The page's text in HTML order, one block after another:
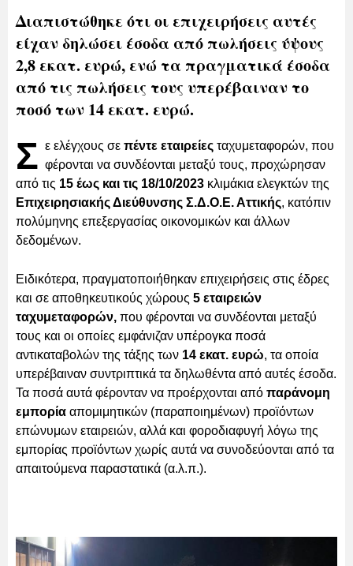
Διαπιστώθηκε ότι οι επιχειρήσεις αυτές
είχαν δηλώσει έσοδα από πωλήσεις ύψους
2,8 εκατ. ευρώ, ενώ τα πραγματικά έσοδα
από τις πωλήσεις τους υπερέβαιναν το
ποσό των 14 εκατ. ευρώ.
Σ ε ελέγχους σε πέντε εταιρείες ταχυμεταφορών, που
φέρονται να συνδέονται μεταξύ τους, προχώρησαν
από τις 15 έως και τις 18/10/2023 κλιμάκια ελεγκτών της
Επιχειρησιακής Διεύθυνσης Σ.Δ.Ο.Ε. Αττικής, κατόπιν
πολύμηνης επεξεργασίας οικονομικών και άλλων
δεδομένων.
Ειδικότερα, πραγματοποιήθηκαν επιχειρήσεις στις έδρες
και σε αποθηκευτικούς χώρους 5 εταιρειών
ταχυμεταφορών, που φέρονται να συνδέονται μεταξύ
τους και οι οποίες εμφάνιζαν υπέρογκα ποσά
αντικαταβολών της τάξης των 14 εκατ. ευρώ, τα οποία
υπερέβαιναν συντριπτικά τα δηλωθέντα από αυτές έσοδα.
Τα ποσά αυτά φέρονταν να προέρχονται από παράνομη
εμπορία απομιμητικών (παραποιημένων) προϊόντων
επώνυμων εταιρειών, αλλά και φοροδιαφυγή λόγω της
εμπορίας προϊόντων χωρίς αυτά να συνοδεύονται από τα
απαιτούμενα παραστατικά (α.λ.π.).